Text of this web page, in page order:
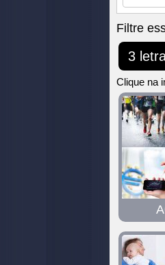
por
letras
e
digite
todas
as
letras:
Filtre
3
Clique na